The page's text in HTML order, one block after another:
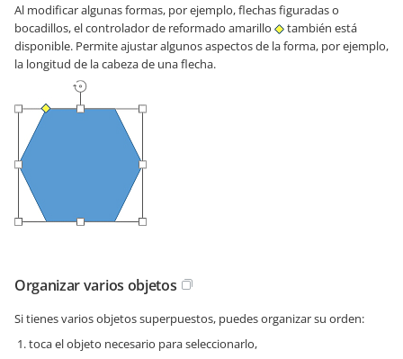
Al modificar algunas formas, por ejemplo, flechas figuradas o
bocadillos, el controlador de reformado amarillo
también está
disponible. Permite ajustar algunos aspectos de la forma, por ejemplo,
la longitud de la cabeza de una flecha.
Organizar varios objetos
Si tienes varios objetos superpuestos, puedes organizar su orden:
toca el objeto necesario para seleccionarlo,